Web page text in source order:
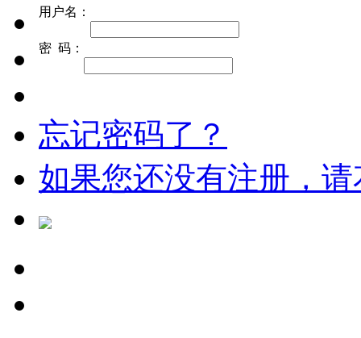
用户名：
密 码：
忘记密码了？
如果您还没有注册，